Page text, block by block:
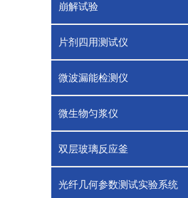
崩解试验
片剂四用测试仪
微波漏能检测仪
微生物匀浆仪
双层玻璃反应釜
光纤几何参数测试实验系统